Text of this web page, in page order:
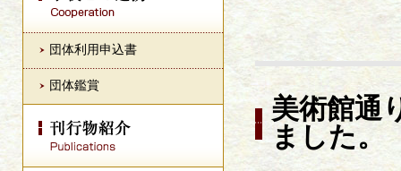
団体利用申込書
団体鑑賞
美術館通
ました。